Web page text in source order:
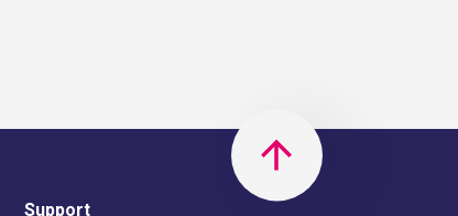
Support